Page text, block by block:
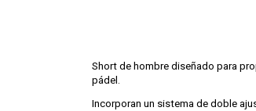
Short de hombre diseñado para
pádel.
Incorporan un sistema de doble